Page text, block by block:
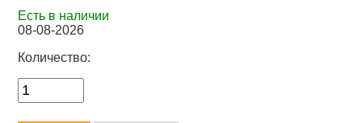
Есть в наличии
08-08-2026
Количество: